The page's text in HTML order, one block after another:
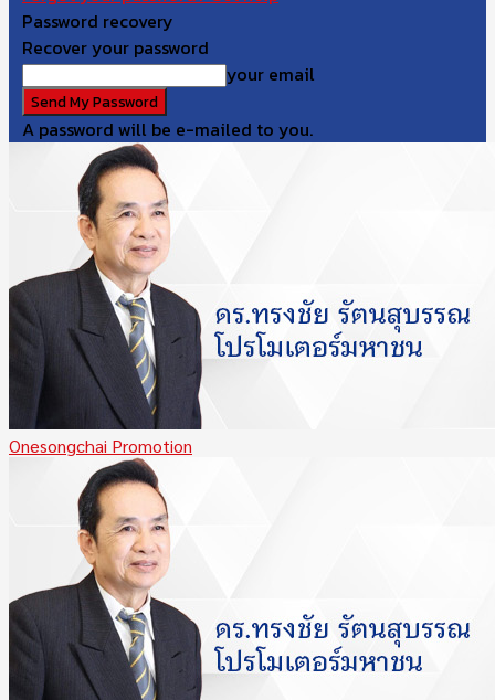
Password recovery
Recover your password
your email
A password will be e-mailed to you.
Onesongchai Promotion